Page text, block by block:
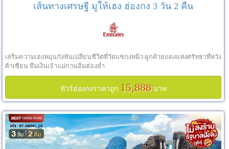
เส้นทางเศรษฐี มูให้เฮง ฮ่องกง 3 วัน 2 คืน
เสริมความเฮงหมุนกังหันเปลี่ยนชีวิตที่วัดแชกงหมิว ผูกด้ายแดงแห่งศรัทธาที่หวัง
ต้าเซียน ยืมเงินเจ้าแม่กวนอิมฮ่องฮำ
ทัวร์ฮ่องกงราคาถูก 15,888บาท